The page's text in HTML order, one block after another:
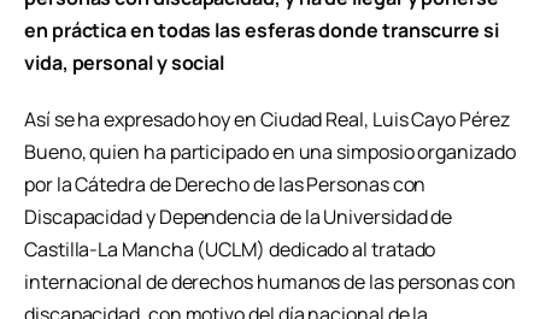
en práctica en todas las esferas donde transcurre si
vida, personal y social
Así se ha expresado hoy en Ciudad Real, Luis Cayo Pérez
Bueno, quien ha participado en una simposio organizado
por la Cátedra de Derecho de las Personas con
Discapacidad y Dependencia de la Universidad de
Castilla-La Mancha (UCLM) dedicado al tratado
internacional de derechos humanos de las personas con